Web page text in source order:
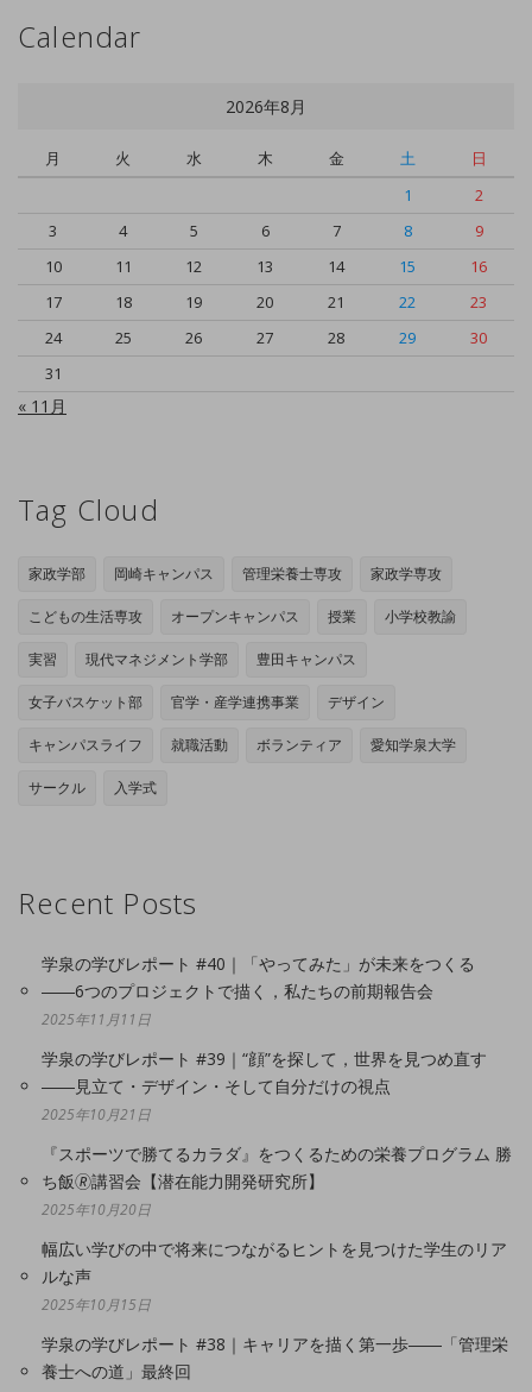
Calendar
2026年8月
月 火 水 木 金 土
日
1
2
3
4 5 6 7 8
9
10
11 12 13 14 15
16
17
18 19 20 21 22
23
24
25 26 27 28 29
30
31
« 11月
Tag Cloud
家政学部 岡崎キャンパス 管理栄養士専攻 家政学専攻
こどもの生活専攻 オープンキャンパス 授業 小学校教諭
実習 現代マネジメント学部 豊田キャンパス
女子バスケット部 官学・産学連携事業 デザイン
キャンパスライフ 就職活動 ボランティア 愛知学泉大学
サークル 入学式
Recent Posts
学泉の学びレポート #40｜「やってみた」が未来をつくる
――6つのプロジェクトで描く，私たちの前期報告会
2025年11月11日
学泉の学びレポート #39｜“顔”を探して，世界を見つめ直す
――見立て・デザイン・そして自分だけの視点
2025年10月21日
『スポーツで勝てるカラダ』をつくるための栄養プログラム 勝
ち飯🄬講習会【潜在能力開発研究所】
2025年10月20日
幅広い学びの中で将来につながるヒントを見つけた学生のリア
ルな声
2025年10月15日
学泉の学びレポート #38｜キャリアを描く第一歩――「管理栄
養士への道」最終回